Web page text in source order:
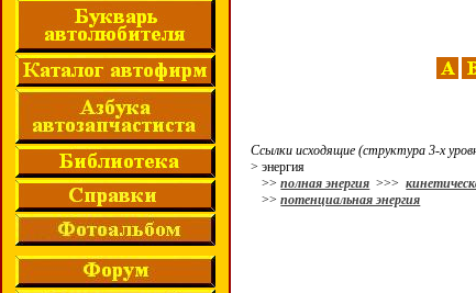
Ссылки исходящие (структура 3-х
> энергия
>>полная энергия >>>
>>потенциальная энергия